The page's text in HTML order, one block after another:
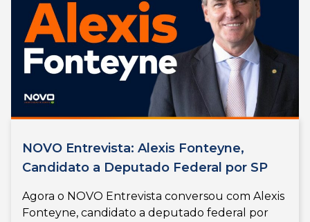
NOVO Entrevista: Alexis Fonteyne,
Candidato a Deputado Federal por SP
Agora o NOVO Entrevista conversou com Alexis
Fonteyne, candidato a deputado federal por